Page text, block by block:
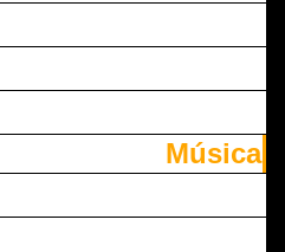
Música